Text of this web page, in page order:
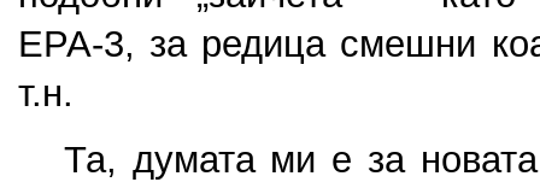
ЕРА-3, за редица смешни
т.н.
Та, думата ми е за новата